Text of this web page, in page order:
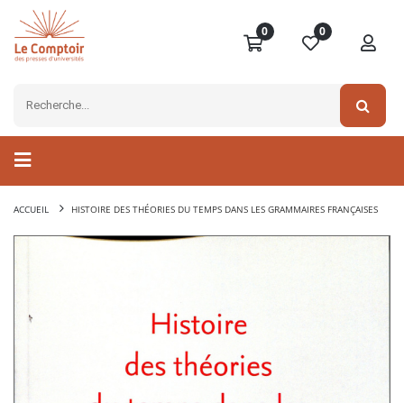
0 0
ACCUEIL HISTOIRE DES THÉORIES DU TEMPS DANS LES GRAMMAIRES FRANÇAISES